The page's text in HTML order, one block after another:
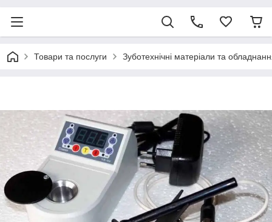
Товари та послуги Зуботехнічні матеріали та